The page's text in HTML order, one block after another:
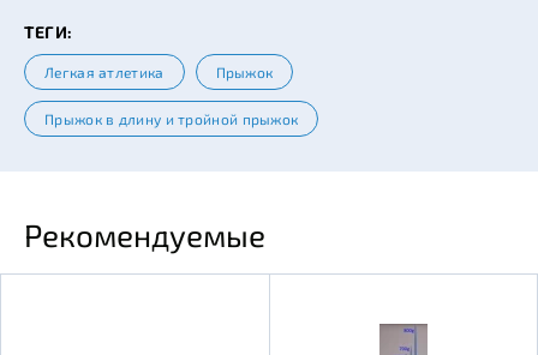
ТЕГИ:
Легкая атлетика Прыжок
Прыжок в длину и тройной прыжок
Рекомендуемые